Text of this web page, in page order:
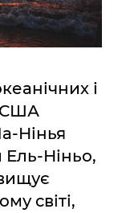
і
США
Нінья
Ель-Ніньо,
світі,